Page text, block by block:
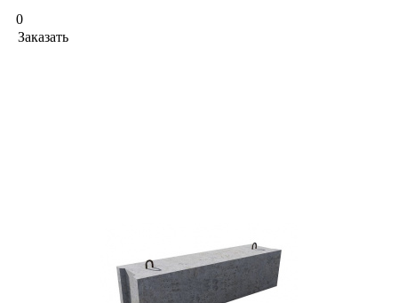
0
Заказать